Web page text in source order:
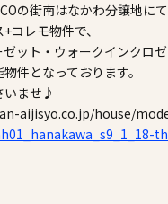
来場予約 資料請求 新着情報
の街南はなかわ分譲地に
コレモ物件で、
ット・ウォークインクロ
件となっております。
いませ♪
aijisyo.co.jp/house/